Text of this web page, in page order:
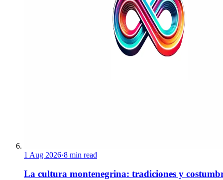
1 Aug 2026·8 min read
La cultura montenegrina: tradiciones y